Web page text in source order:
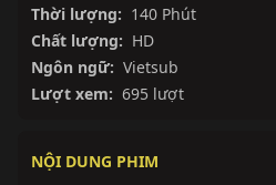
Thời lượng: 140 Phút
Chất lượng: HD
Ngôn ngữ: Vietsub
Lượt xem: 695 lượt
NỘI DUNG PHIM